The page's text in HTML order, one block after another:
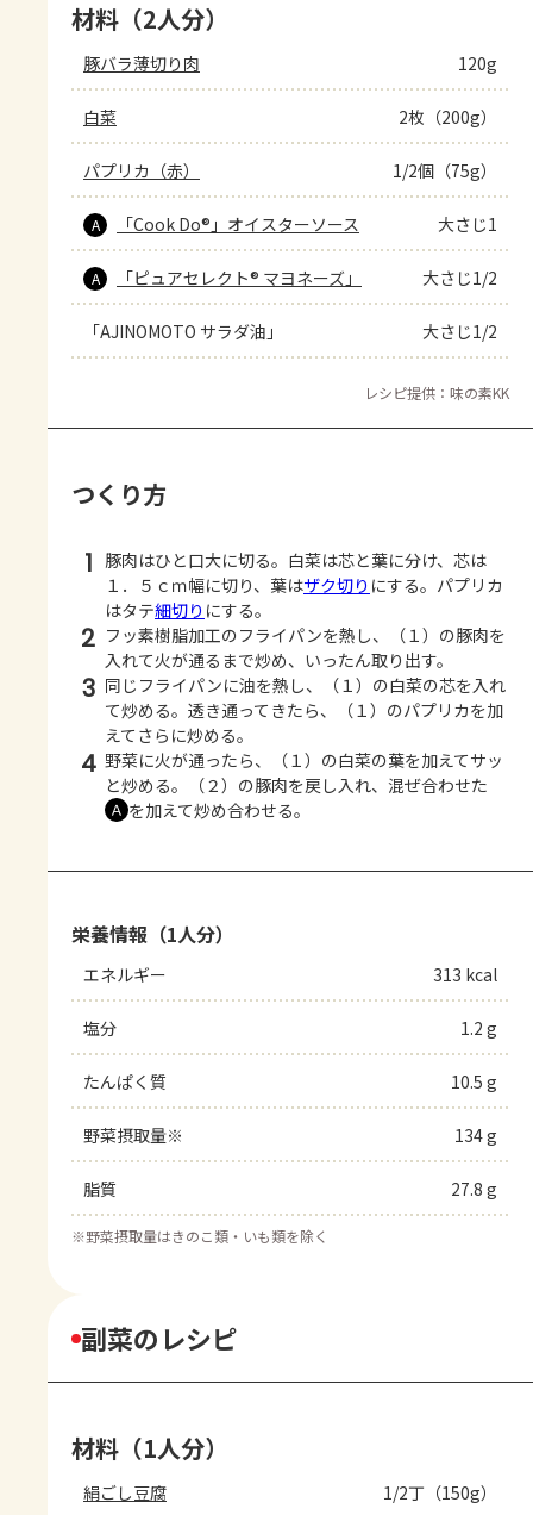
材料（2人分）
豚バラ薄切り肉 120g
白菜 2枚（200g）
パプリカ（赤） 1/2個（75g）
A 「Cook Do®」オイスターソース 大さじ1
A 「ピュアセレクト® マヨネーズ」 大さじ1/2
「AJINOMOTO サラダ油」 大さじ1/2
レシピ提供：味の素KK
つくり方
1 豚肉はひと口大に切る。白菜は芯と葉に分け、芯は
１．５ｃｍ幅に切り、葉はザク切り にする。パプリカ
はタテ細切り にする。
2 フッ素樹脂加工のフライパンを熱し、（１）の豚肉を
入れて火が通るまで炒め、いったん取り出す。
3 同じフライパンに油を熱し、（１）の白菜の芯を入れ
て炒める。透き通ってきたら、（１）のパプリカを加
えてさらに炒める。
4 野菜に火が通ったら、（１）の白菜の葉を加えてサッ
と炒める。（２）の豚肉を戻し入れ、混ぜ合わせた
Ａ を加えて炒め合わせる。
栄養情報（1人分）
エネルギー 313 kcal
塩分 1.2 g
たんぱく質 10.5 g
野菜摂取量※ 134 g
脂質 27.8 g
※野菜摂取量はきのこ類・いも類を除く
副菜のレシピ
材料（1人分）
絹ごし豆腐 1/2丁（150g）